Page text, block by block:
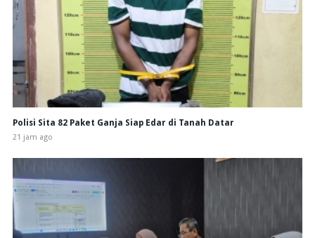
Polisi Sita 82 Paket Ganja Siap Edar di Tanah Datar
21 jam ago